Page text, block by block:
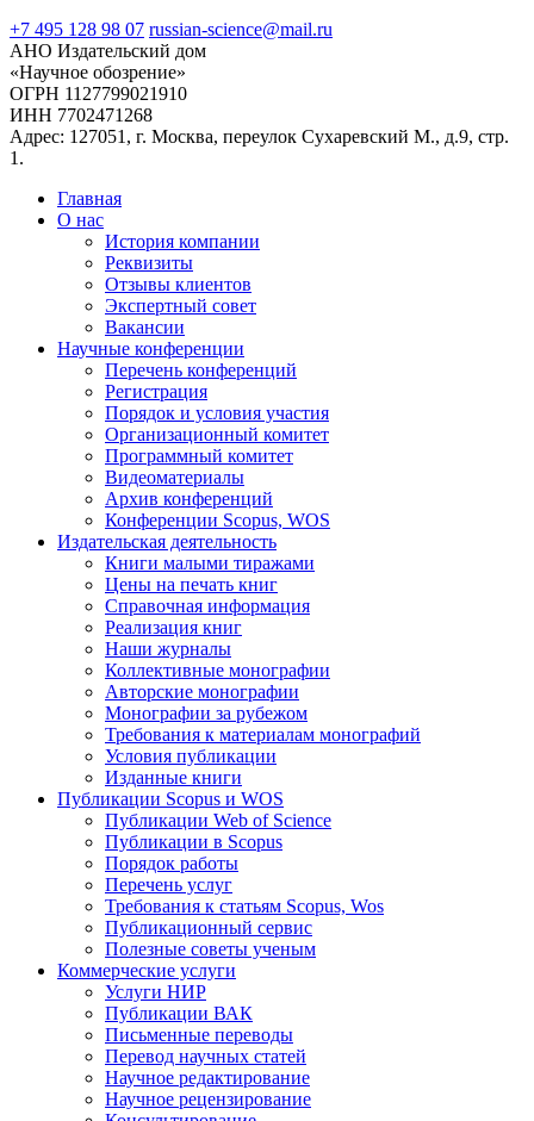
+7 495 128 98 07 russian-science@mail.ru
АНО Издательский дом
«Научное обозрение»
ОГРН 1127799021910
ИНН 7702471268
Адрес: 127051, г. Москва, переулок Сухаревский М., д.9, стр.
1.
Главная
О нас
История компании
Реквизиты
Отзывы клиентов
Экспертный совет
Вакансии
Научные конференции
Перечень конференций
Регистрация
Порядок и условия участия
Организационный комитет
Программный комитет
Видеоматериалы
Архив конференций
Конференции Scopus, WOS
Издательская деятельность
Книги малыми тиражами
Цены на печать книг
Справочная информация
Реализация книг
Наши журналы
Коллективные монографии
Авторские монографии
Монографии за рубежом
Требования к материалам монографий
Условия публикации
Изданные книги
Публикации Scopus и WOS
Публикации Web of Science
Публикации в Scopus
Порядок работы
Перечень услуг
Требования к статьям Scopus, Wos
Публикационный сервис
Полезные советы ученым
Коммерческие услуги
Услуги НИР
Публикации ВАК
Письменные переводы
Перевод научных статей
Научное редактирование
Научное рецензирование